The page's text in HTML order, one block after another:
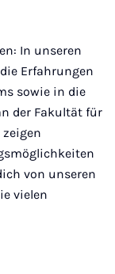
In unseren
Erfahrungen
sowie in die
der Fakultät für
von unseren
vielen